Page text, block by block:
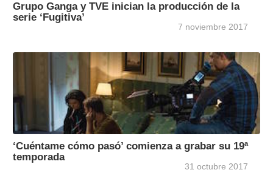
Grupo Ganga y TVE inician la producción de la
serie ‘Fugitiva’
7 noviembre 2017
‘Cuéntame cómo pasó’ comienza a grabar su 19ª
temporada
31 octubre 2017